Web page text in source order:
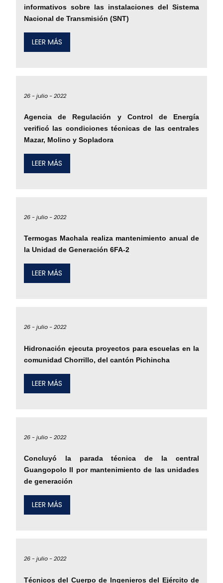
informativos sobre las instalaciones del Sistema
Nacional de Transmisión (SNT)
LEER MÁS
26 -julio -2022
Agencia de Regulación y Control de Energía
verificó las condiciones técnicas de las centrales
Mazar, Molino y Sopladora
LEER MÁS
26 -julio -2022
Termogas Machala realiza mantenimiento anual de
la Unidad de Generación 6FA-2
LEER MÁS
26 -julio -2022
Hidronación ejecuta proyectos para escuelas en la
comunidad Chorrillo, del cantón Pichincha
LEER MÁS
26 -julio -2022
Concluyó la parada técnica de la central
Guangopolo II por mantenimiento de las unidades
de generación
LEER MÁS
26 -julio -2022
Técnicos del Cuerpo de Ingenieros del Ejército de